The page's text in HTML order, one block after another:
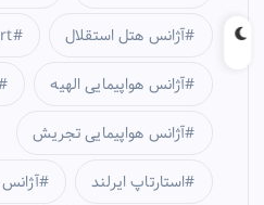
آژانس هتل استقلال
آژانس هواپیمایی الهیه
آژانس هواپیمایی تجریش
آژانس استارتاپ ایرلند